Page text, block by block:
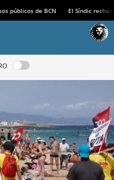
públicos de BCN El Síndic